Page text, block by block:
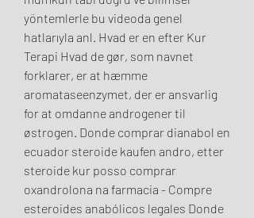
yöntemlerle bu videoda genel
hatlarıyla anl. Hvad er en efter Kur
Terapi Hvad de gør, som navnet
forklarer, er at hæmme
aromataseenzymet, der er ansvarlig
for at omdanne androgener til
østrogen. Donde comprar dianabol en
ecuador steroide kaufen andro, etter
steroide kur posso comprar
oxandrolona na farmacia - Compre
esteroides anabólicos legales Donde